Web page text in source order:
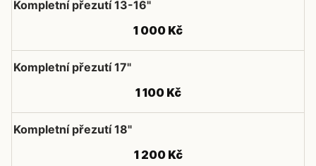
Kompletní přezutí 13-16"
1 000 Kč
Kompletní přezutí 17"
1 100 Kč
Kompletní přezutí 18"
1 200 Kč